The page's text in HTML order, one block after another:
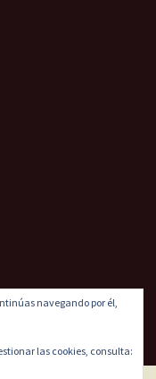
navegando por él,
las cookies, consulta: